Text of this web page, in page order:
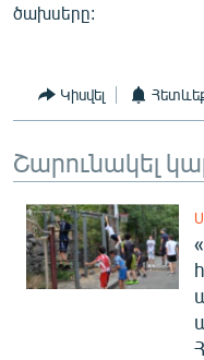
«Ազատության»
ծախսերը:
Կիսվել
Շարունակել